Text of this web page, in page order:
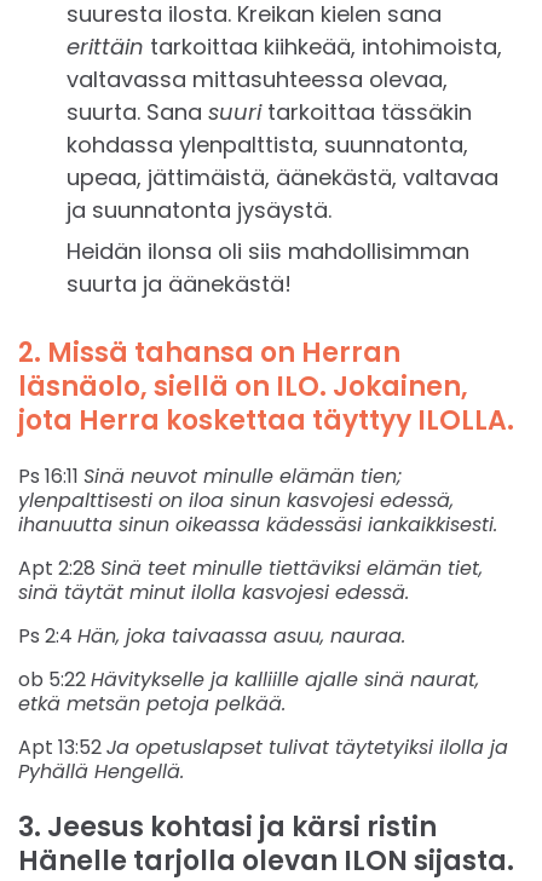
suuresta ilosta. Kreikan kielen sana
erittäin tarkoittaa kiihkeää, intohimoista,
valtavassa mittasuhteessa olevaa,
suurta. Sana suuritarkoittaa tässäkin
kohdassa ylenpalttista, suunnatonta,
upeaa, jättimäistä, äänekästä, valtavaa
ja suunnatonta jysäystä.
Heidän ilonsa oli siis mahdollisimman
suurta ja äänekästä!
2. Missä tahansa on Herran
läsnäolo, siellä on ILO. Jokainen,
jota Herra koskettaa täyttyy ILOLLA.
Ps 16:11 Sinä neuvot minulle elämän tien;
ylenpalttisesti on iloa sinun kasvojesi edessä,
ihanuutta sinun oikeassa kädessäsi iankaikkisesti.
Apt 2:28 Sinä teet minulle tiettäviksi elämän tiet,
sinä täytät minut ilolla kasvojesi edessä.
Ps 2:4 Hän, joka taivaassa asuu, nauraa.
ob 5:22Hävitykselle ja kalliille ajalle sinä naurat,
etkä metsän petoja pelkää.
Apt 13:52Ja opetuslapset tulivat täytetyiksi ilolla ja
Pyhällä Hengellä.
3. Jeesus kohtasi ja kärsi ristin
Hänelle tarjolla olevan ILON sijasta.